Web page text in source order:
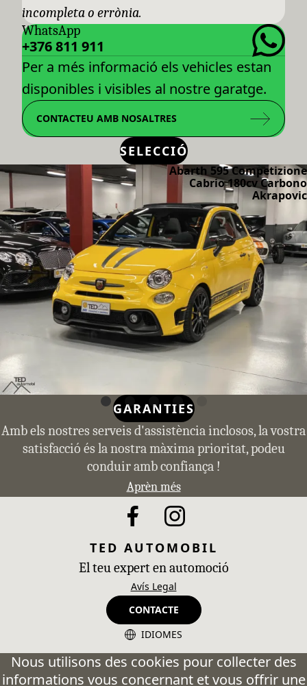
Nous utilisons des cookies pour collecter des
informations vous concernant et vous offrir une
incompleta o errònia.
WhatsApp
+376 811 911
Per a més informació els vehicles estan
disponibles i visibles al nostre garatge.
CONTACTEU AMB NOSALTRES
SELECCIÓ
Abarth 595 Competizione
Cabrio 180cv Carbono
Akrapovic
GARANTIES
Amb els nostres serveis d'assistència inclosos, la vostra
satisfacció és la nostra màxima prioritat, podeu
conduir amb confiança !
Aprèn més
TED AUTOMOBIL
El teu expert en automoció
Avís Legal
CONTACTE
IDIOMES
CA - Catalán